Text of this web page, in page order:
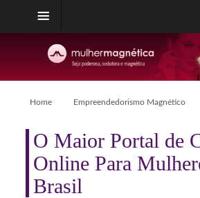
Home Empreendedorismo Magnético
O Maior Portal de
Online Para
Brasil